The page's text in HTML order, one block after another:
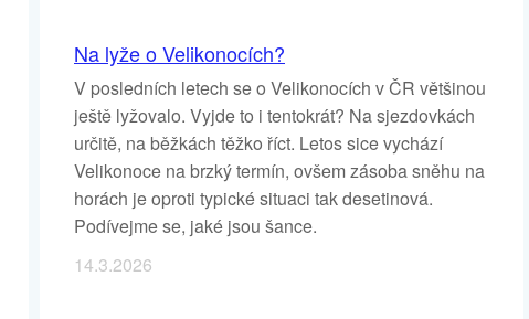
Na lyže o Velikonocích?
V posledních letech se o Velikonocích v ČR většinou
ještě lyžovalo. Vyjde to i tentokrát? Na sjezdovkách
určitě, na běžkách těžko říct. Letos sice vychází
Velikonoce na brzký termín, ovšem zásoba sněhu na
horách je oproti typické situaci tak desetinová.
Podívejme se, jaké jsou šance.
14.3.2026